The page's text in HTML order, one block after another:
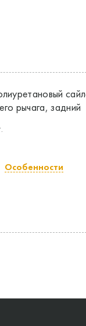
рычага, задний
Особенности